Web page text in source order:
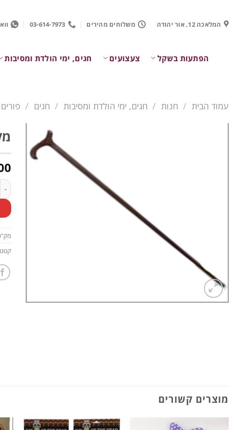
contentהמלאכה 12, אור יהודה משלוחים מהירים 03-614-7973
הפתעות בשקל צעצועים חגים, ימי הולדת ומסיבות
עמוד הבית / חנות / חגים, ימי הולדת ומסיבות / חגים / פורים
מוצרים קשורים